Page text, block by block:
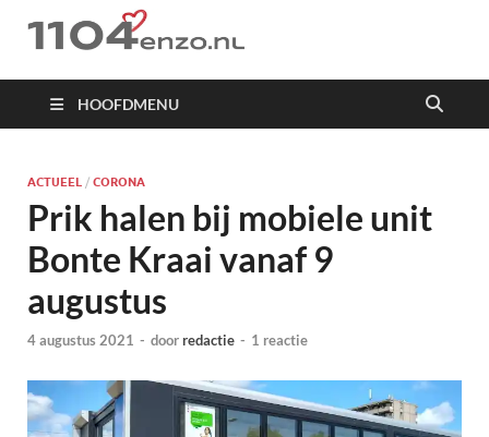
1104 en zo
HOOFDMENU
ACTUEEL / CORONA
Prik halen bij mobiele unit
Bonte Kraai vanaf 9
augustus
4 augustus 2021 - doorredactie - 1 reactie